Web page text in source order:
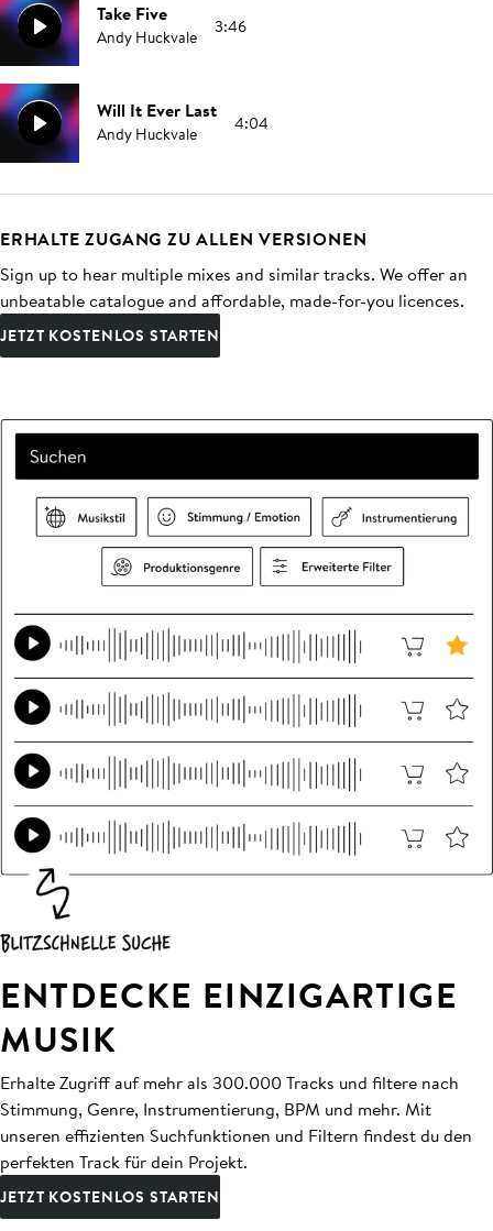
Take Five
Andy Huckvale 3:46
Will It Ever Last
Andy Huckvale 4:04
ERHALTE ZUGANG ZU ALLEN VERSIONEN
Sign up to hear multiple mixes and similar tracks. We offer an
unbeatable catalogue and affordable, made-for-you licences.
JETZT KOSTENLOS STARTEN
ENTDECKE EINZIGARTIGE
MUSIK
Erhalte Zugriff auf mehr als 300.000 Tracks und filtere nach
Stimmung, Genre, Instrumentierung, BPM und mehr. Mit
unseren effizienten Suchfunktionen und Filtern findest du den
perfekten Track für dein Projekt.
JETZT KOSTENLOS STARTEN